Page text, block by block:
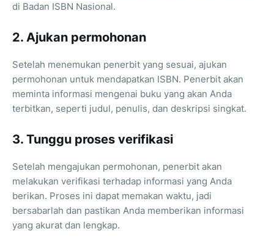
di Badan ISBN Nasional.
2. Ajukan permohonan
Setelah menemukan penerbit yang sesuai, ajukan
permohonan untuk mendapatkan ISBN. Penerbit akan
meminta informasi mengenai buku yang akan Anda
terbitkan, seperti judul, penulis, dan deskripsi singkat.
3. Tunggu proses verifikasi
Setelah mengajukan permohonan, penerbit akan
melakukan verifikasi terhadap informasi yang Anda
berikan. Proses ini dapat memakan waktu, jadi
bersabarlah dan pastikan Anda memberikan informasi
yang akurat dan lengkap.